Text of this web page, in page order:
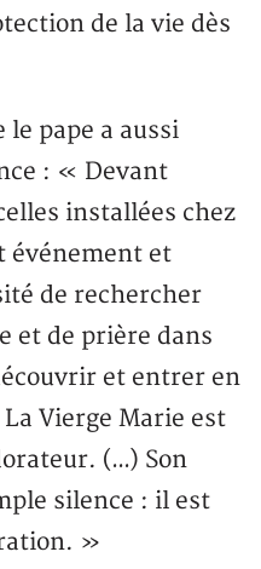
de la vie dès
le pape a aussi
: « Devant
installées chez
événement et
de rechercher
et de prière dans
et entrer en
Vierge Marie est
(…) Son
silence : il est
»